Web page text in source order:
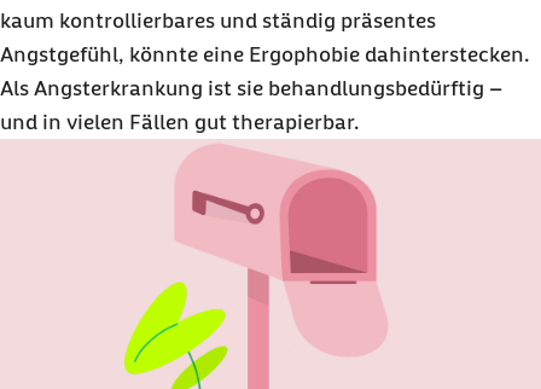
kaum kontrollierbares und ständig präsentes
Angstgefühl, könnte eine Ergophobie dahinterstecken.
Als Angsterkrankung ist sie behandlungsbedürftig –
und in vielen Fällen gut therapierbar.